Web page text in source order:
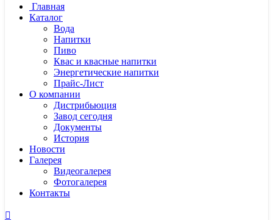
Главная
Каталог
Вода
Напитки
Пиво
Квас и квасные напитки
Энергетические напитки
Прайс-Лист
О компании
Дистрибьюция
Завод сегодня
Документы
История
Новости
Галерея
Видеогалерея
Фотогалерея
Контакты